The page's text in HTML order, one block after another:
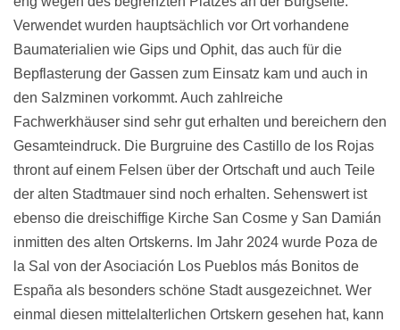
Verwendet wurden hauptsächlich vor Ort vorhandene
Baumaterialien wie Gips und Ophit, das auch für die
Bepflasterung der Gassen zum Einsatz kam und auch in
den Salzminen vorkommt. Auch zahlreiche
Fachwerkhäuser sind sehr gut erhalten und bereichern den
Gesamteindruck. Die Burgruine des Castillo de los Rojas
thront auf einem Felsen über der Ortschaft und auch Teile
der alten Stadtmauer sind noch erhalten. Sehenswert ist
ebenso die dreischiffige Kirche San Cosme y San Damián
inmitten des alten Ortskerns. Im Jahr 2024 wurde Poza de
la Sal von der Asociación Los Pueblos más Bonitos de
España als besonders schöne Stadt ausgezeichnet. Wer
einmal diesen mittelalterlichen Ortskern gesehen hat, kann